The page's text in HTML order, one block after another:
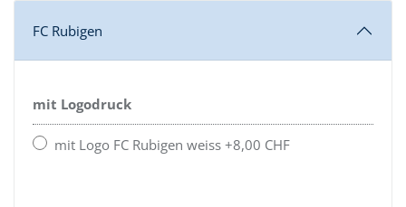
FC Rubigen
mit Logodruck
mit Logo FC Rubigen weiss +8,00 CHF